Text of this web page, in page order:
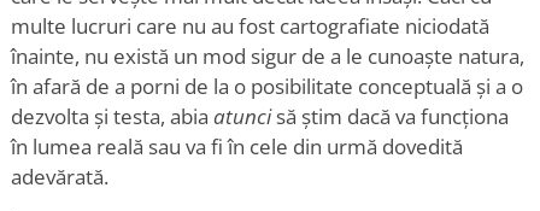
multe lucruri care nu au fost cartografiate niciodată
înainte, nu există un mod sigur de a le cunoaște natura,
în afară de a porni de la o posibilitate conceptuală și a o
dezvolta și testa, abia atuncisă știm dacă va funcționa
în lumea reală sau va fi în cele din urmă dovedită
adevărată.